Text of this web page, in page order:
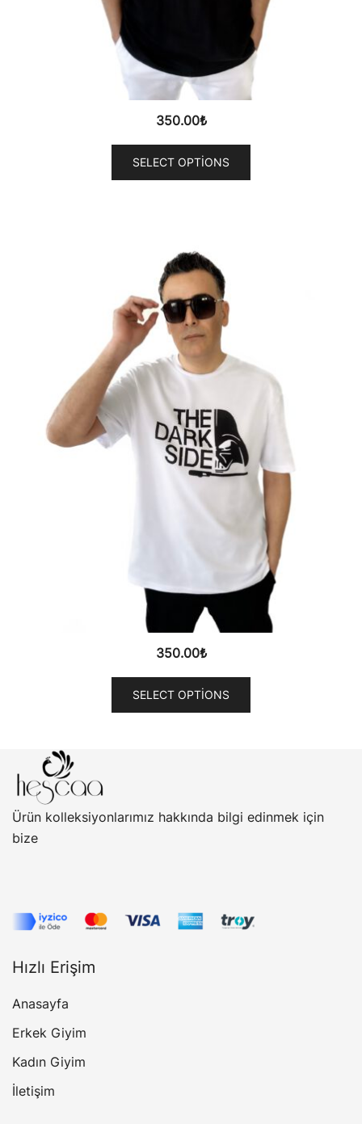
350.00₺
SELECT OPTIONS
350.00₺
SELECT OPTIONS
Ürün kolleksiyonlarımız hakkında bilgi edinmek için
bize
Hızlı Erişim
Anasayfa
Erkek Giyim
Kadın Giyim
İletişim